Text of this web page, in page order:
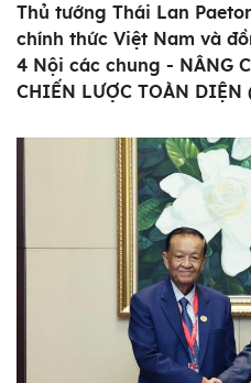
Thủ tướng Thái Lan
chính thức Việt Nam và
4 Nội các chung - NÂNG
CHIẾN LƯỢC TOÀN